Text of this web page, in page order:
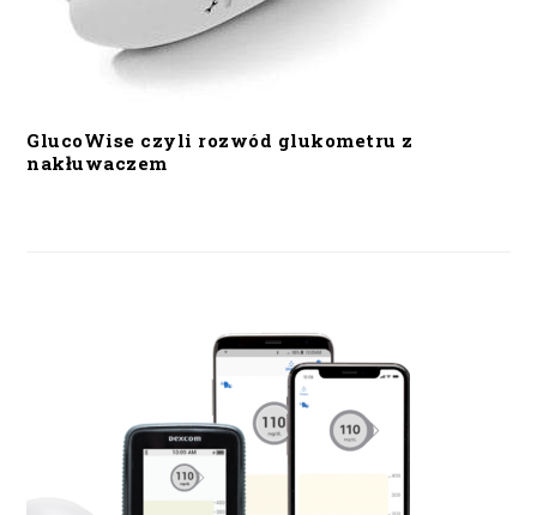
GlucoWise czyli rozwód glukometru z
nakłuwaczem